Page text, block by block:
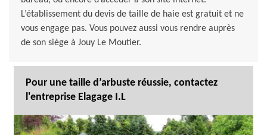
L’établissement du devis de taille de haie est gratuit et ne
vous engage pas. Vous pouvez aussi vous rendre auprès
de son siège à Jouy Le Moutier.
Pour une taille d’arbuste réussie, contactez
l'entreprise Elagage I.L